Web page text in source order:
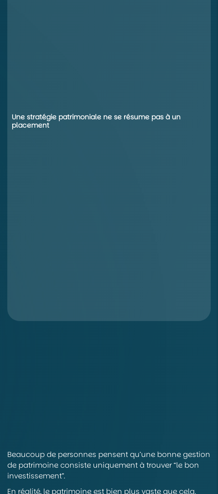
Une stratégie patrimoniale ne se résume pas à un
placement
Beaucoup de personnes pensent qu’une bonne gestion
de patrimoine consiste uniquement à trouver “le bon
investissement”.
En réalité, le patrimoine est bien plus vaste que cela.